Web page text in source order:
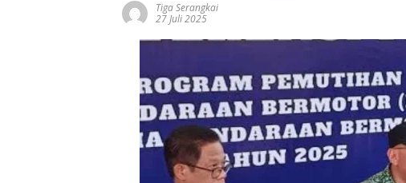
Tiga Serangkai
27 Juli 2025